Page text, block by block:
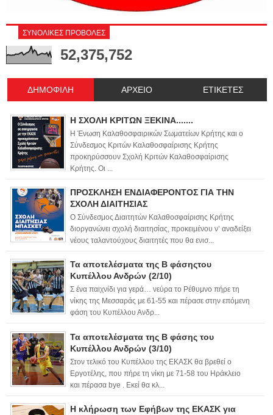
ΣΥΝΟΛΙΚΕΣ ΠΡΟΒΟΛΕΣ
52,375,752
ΔΗΜΟΦΙΛΗ ΑΡΧΕΙΟ ΕΤΙΚΕΤΕΣ
Η ΣΧΟΛΗ ΚΡΙΤΩΝ ΞΕΚΙΝΑ.......
Η Ένωση Καλαθοσφαιρικών Σωματείων Κρήτης και ο
Σύνδεσμος Κριτών Καλαθοσφαίρισης Κρήτης
προκηρύσσουν Σχολή Κριτών Καλαθοσφαίρισης
Κρήτης. Οι ...
ΠΡΟΣΚΛΗΣΗ ΕΝΔΙΑΦΕΡΟΝΤΟΣ ΓΙΑ ΤΗΝ
ΣΧΟΛΗ ΔΙΑΙΤΗΣΙΑΣ
Ο Σύνδεσμος Διαιτητών Καλαθοσφαίρισης Κρήτης
διοργανώνει σχολή διαιτησίας, προκειμένου ν’ αναδείξει
νέους ταλαντούχους διαιτητές που θα ενισ...
Τα αποτελέσματα της Β φάσηςτου
Κυπέλλου Ανδρών (2/10)
Σ ένα παιχνίδι για γερά… νεύρα το Ρέθυμνο πήρε τη
νίκης της Μεσσαράς με 61-55 και πέρασε στην επόμενη
φάση του Κυπέλλου Ανδρ...
Τα αποτελέσματα της Β φάσης του
Κυπέλλου Ανδρών (3/10)
Στον τελικό του Κυπέλλου της ΕΚΑΣΚ θα βρεθεί ο
Εργοτέλης, που πήρε τη νίκη με 71-58 του Ηράκλειο
και πέρασα bye . Εκεί θα κλ...
Η κλήρωση των Εφήβων της ΕΚΑΣΚ για